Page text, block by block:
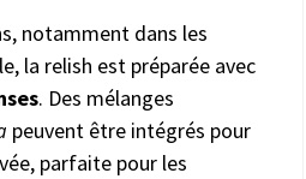
notamment dans les
la relish est préparée avec
. Des mélanges
peuvent être intégrés pour
parfaite pour les